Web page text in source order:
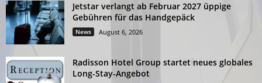
Jetstar verlangt ab Februar 2027 üppige
Gebühren für das Handgepäck
News August 6, 2026
Radisson Hotel Group startet neues globales
Long-Stay-Angebot